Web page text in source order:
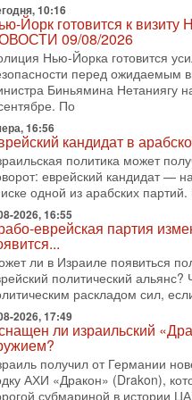
последних союзников.
ITON-TV доктор Эльдар
в прошлом – помощник
Гейдара Алиева .
2026, 11:09
в Израиле в
спецотдел
выпуске мы разбираем
израильской политики.
общей безопасности
2026, 08:32
и Иран: последний
08/2026
США Дональд Трамп
переговоров с
подтвердил готовность к
2026, 08:42
отменил удар по
08/2026
США Дональд Трамп
подготовленного удара
10:16
Йорк готовится к визиту
09/08/2026
Нью-Йорка готовится
перед ожидаемым
Биньямина Нетаниягу
По
16:56
кандидат в
политика может
еврейский кандидат —
одной из арабских
2026, 16:55
еврейская партия
ли в Израиле появиться
политический альянс?
раскладом сил,
2026, 17:49
ли израильский
получил от Германии
АХИ «Дракон» (Drakon),
субмариной в истории